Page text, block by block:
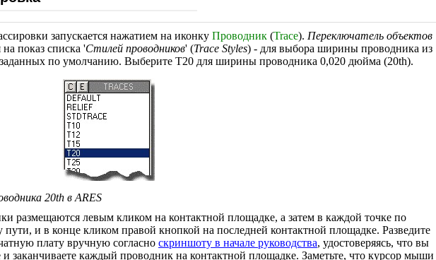
запускается нажатием на иконку Проводник (Trace). Переключатель объектов
на показ списка 'Стилей проводников' (Trace Styles) - для выбора ширины проводника из
по умолчанию. Выберите T20 для ширины проводника 0,020 дюйма (20th).
20th в ARES
размещаются левым кликом на контактной площадке, а затем в каждой точке по
пути, и в конце кликом правой кнопкой на последней контактной площадке. Разведите
плату вручную согласно скриншоту в начале руководства, удостоверяясь, что вы
и заканчиваете каждый проводник на контактной площадке. Заметьте, что курсор мыши